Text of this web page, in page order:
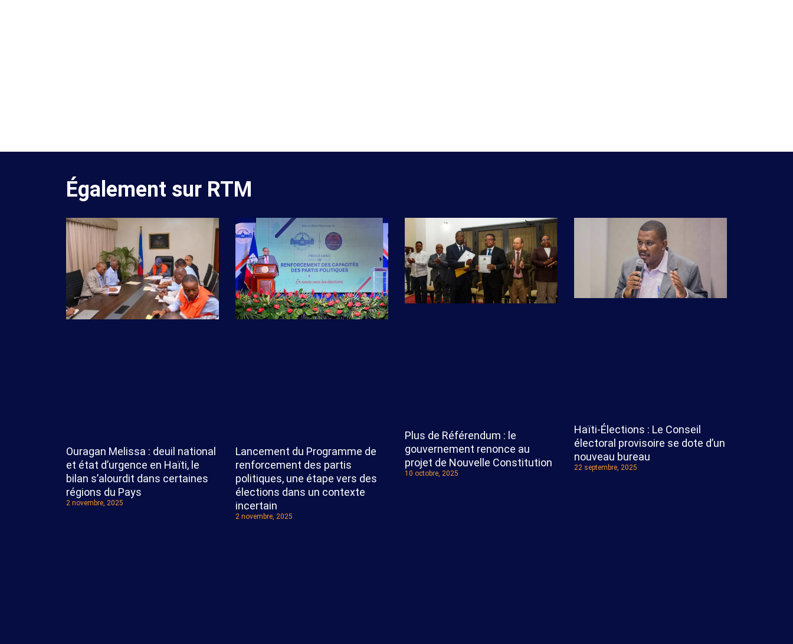
Également sur RTM
Ouragan Melissa : deuil national
et état d’urgence en Haïti, le
bilan s’alourdit dans certaines
régions du Pays
2 novembre, 2025
Lancement du Programme de
renforcement des partis
politiques, une étape vers des
élections dans un contexte
incertain
2 novembre, 2025
Plus de Référendum : le
gouvernement renonce au
projet de Nouvelle Constitution
10 octobre, 2025
Haïti-Élections : Le Conseil
électoral provisoire se dote d’un
nouveau bureau
22 septembre, 2025